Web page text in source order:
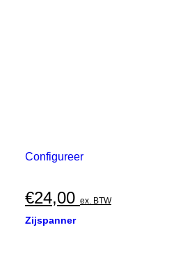
Configureer
€24,00 ex. BTW
Zijspanner